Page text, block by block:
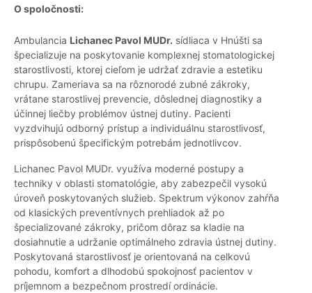
O spoločnosti:
Ambulancia Lichanec Pavol MUDr. sídliaca v Hnúšti sa
špecializuje na poskytovanie komplexnej stomatologickej
starostlivosti, ktorej cieľom je udržať zdravie a estetiku
chrupu. Zameriava sa na rôznorodé zubné zákroky,
vrátane starostlivej prevencie, dôslednej diagnostiky a
účinnej liečby problémov ústnej dutiny. Pacienti
vyzdvihujú odborný prístup a individuálnu starostlivosť,
prispôsobenú špecifickým potrebám jednotlivcov.
Lichanec Pavol MUDr. využíva moderné postupy a
techniky v oblasti stomatológie, aby zabezpečil vysokú
úroveň poskytovaných služieb. Spektrum výkonov zahŕňa
od klasických preventívnych prehliadok až po
špecializované zákroky, pričom dôraz sa kladie na
dosiahnutie a udržanie optimálneho zdravia ústnej dutiny.
Poskytovaná starostlivosť je orientovaná na celkovú
pohodu, komfort a dlhodobú spokojnosť pacientov v
príjemnom a bezpečnom prostredí ordinácie.